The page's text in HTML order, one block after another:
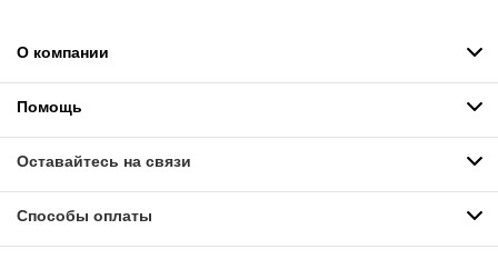
О компании
Помощь
Оставайтесь на связи
Способы оплаты